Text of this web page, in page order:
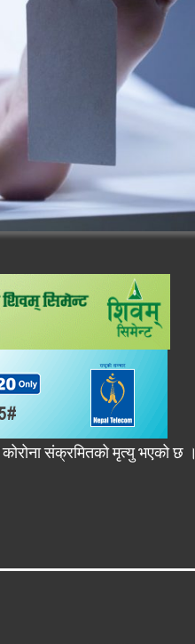
कोरोना संक्रमितको मृत्यु भएको छ ।